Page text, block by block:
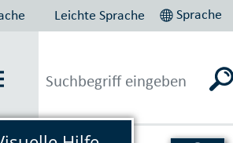
Leichte Sprache Sprache